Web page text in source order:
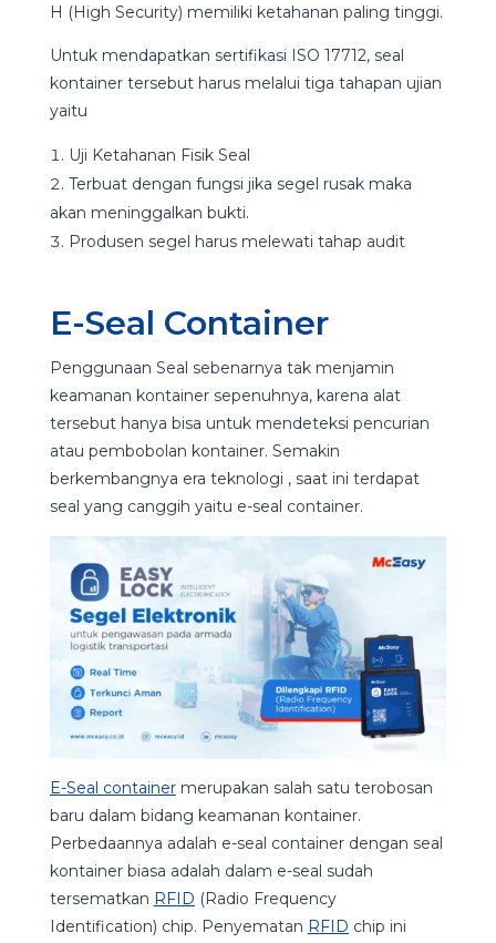
H (High Security) memiliki ketahanan paling tinggi.
Untuk mendapatkan sertifikasi ISO 17712, seal
kontainer tersebut harus melalui tiga tahapan ujian
yaitu
Uji Ketahanan Fisik Seal
Terbuat dengan fungsi jika segel rusak maka
akan meninggalkan bukti.
Produsen segel harus melewati tahap audit
E-Seal Container
Penggunaan Seal sebenarnya tak menjamin
keamanan kontainer sepenuhnya, karena alat
tersebut hanya bisa untuk mendeteksi pencurian
atau pembobolan kontainer. Semakin
berkembangnya era teknologi , saat ini terdapat
seal yang canggih yaitu e-seal container.
E-Seal containermerupakan salah satu terobosan
baru dalam bidang keamanan kontainer.
Perbedaannya adalah e-seal container dengan seal
kontainer biasa adalah dalam e-seal sudah
tersematkan RFID (Radio Frequency
Identification) chip. Penyematan RFID chip ini